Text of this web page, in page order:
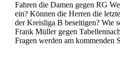
Fahren die Damen gegen RG
ein? Können die Herren die
der Kreisliga B beseitigen? Wie
Frank Müller gegen
Fragen werden am kommenden